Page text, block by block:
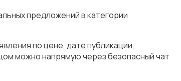
предложений в категории
по цене, дате публикации,
можно напрямую через безопасный чат